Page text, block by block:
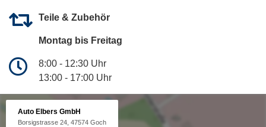
Teile & Zubehör
Montag bis Freitag
8:00 - 12:30 Uhr
13:00 - 17:00 Uhr
Auto Elbers GmbH
Borsigstrasse 24, 47574 Goch